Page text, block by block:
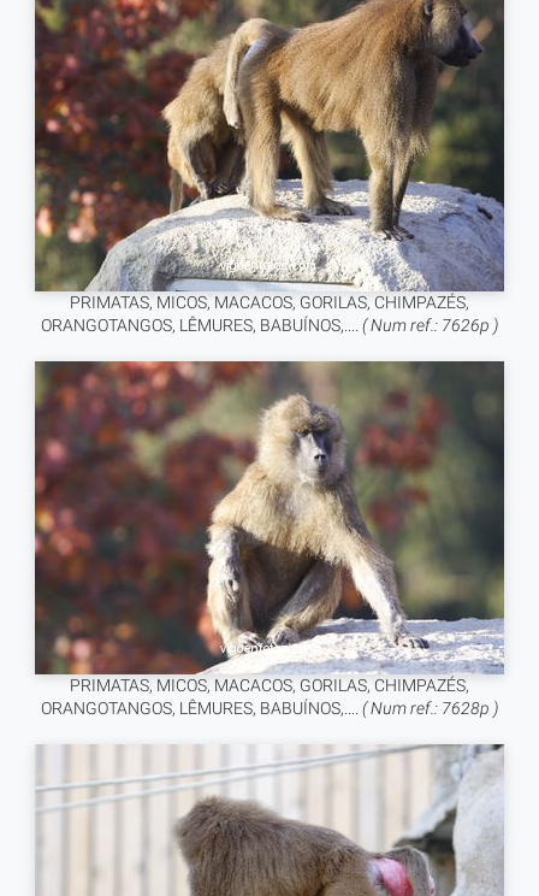
PRIMATAS, MICOS, MACACOS, GORILAS, CHIMPAZÉS,
ORANGOTANGOS, LÊMURES, BABUÍNOS,.... ( Num ref.: 7626p )
PRIMATAS, MICOS, MACACOS, GORILAS, CHIMPAZÉS,
ORANGOTANGOS, LÊMURES, BABUÍNOS,.... ( Num ref.: 7628p )